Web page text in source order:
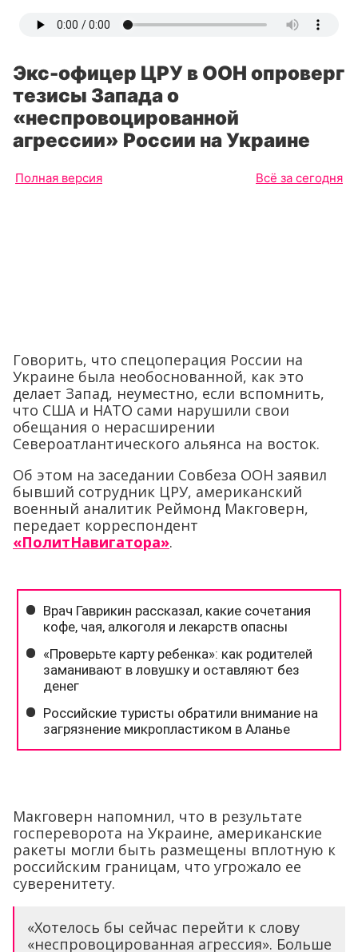
Экс-офицер ЦРУ в ООН опроверг
тезисы Запада о
«неспровоцированной
агрессии» России на Украине
Полная версия Всё за сегодня
Говорить, что спецоперация России на
Украине была необоснованной, как это
делает Запад, неуместно, если вспомнить,
что США и НАТО сами нарушили свои
обещания о нерасширении
Североатлантического альянса на восток.
Об этом на заседании Совбеза ООН заявил
бывший сотрудник ЦРУ, американский
военный аналитик Реймонд Макговерн,
передает корреспондент
«ПолитНавигатора».
Макговерн напомнил, что в результате
госпереворота на Украине, американские
ракеты могли быть размещены вплотную к
российским границам, что угрожало ее
суверенитету.
«Хотелось бы сейчас перейти к слову
«неспровоцированная агрессия». Больше